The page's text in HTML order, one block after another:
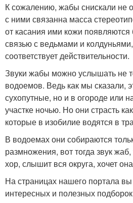
К сожалению, жабы снискали не
с ними связанна масса
от касания ими кожи появляются
связью с ведьмами и
соответствует действительности.
Звуки жабы можно услышать не
водоемов. Ведь как мы сказали,
сухопутные, но и в огороде или
участке ночью. Но они страсть
которые в изобилие водятся в
В водоемах они собираются
размножения, вот тогда звук
хор, слышит вся округа, хочет
На страницах нашего портала
интересных и полезных